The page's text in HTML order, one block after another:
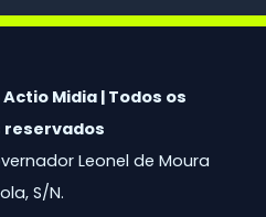
Midia | Todos os
Leonel de Moura
S/N.